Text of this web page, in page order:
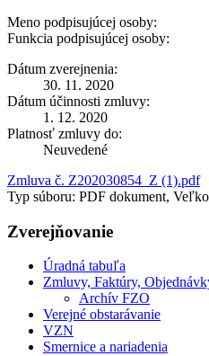
Meno podpisujúcej osoby:
Funkcia podpisujúcej osoby:
Dátum zverejnenia:
30. 11. 2020
Dátum účinnosti zmluvy:
1. 12. 2020
Platnosť zmluvy do:
Neuvedené
Zmluva č. Z202030854_Z (1).pdf
Typ súboru: PDF dokument,
Zverejňovanie
Úradná tabuľa
Zmluvy, Faktúry,
Archív FZO
Verejné obstarávanie
VZN
Smernice a nariadenia